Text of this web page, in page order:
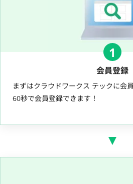
1
会員登録
まずはクラウドワークス テックに会
60秒で会員登録できます！